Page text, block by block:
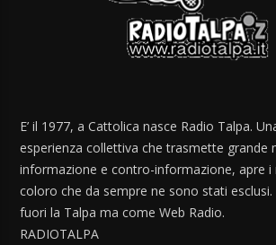
E’ il 1977, a Cattolica nasce Radio Talpa.
esperienza collettiva che trasmette grande
informazione e contro-informazione, apre i
coloro che da sempre ne sono stati esclusi.
fuori la Talpa ma come Web Radio.
RADIOTALPA